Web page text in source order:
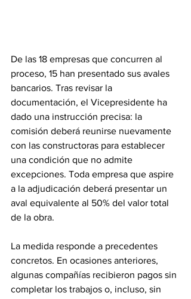
De las 18 empresas que concurren al
proceso, 15 han presentado sus avales
bancarios. Tras revisar la
documentación, el Vicepresidente ha
dado una instrucción precisa: la
comisión deberá reunirse nuevamente
con las constructoras para establecer
una condición que no admite
excepciones. Toda empresa que aspire
a la adjudicación deberá presentar un
aval equivalente al 50% del valor total
de la obra.
La medida responde a precedentes
concretos. En ocasiones anteriores,
algunas compañías recibieron pagos sin
completar los trabajos o, incluso, sin